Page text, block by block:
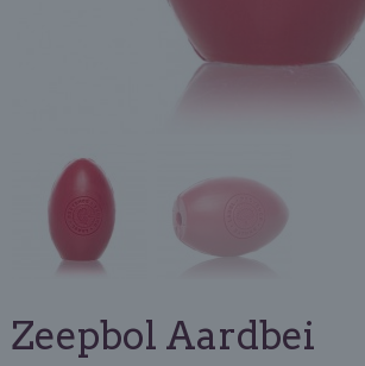
Zeepbol Aardbei